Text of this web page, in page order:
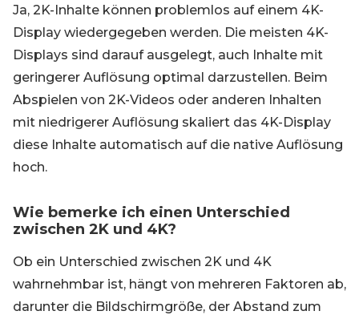
Ja, 2K-Inhalte können problemlos auf einem 4K-
Display wiedergegeben werden. Die meisten 4K-
Displays sind darauf ausgelegt, auch Inhalte mit
geringerer Auflösung optimal darzustellen. Beim
Abspielen von 2K-Videos oder anderen Inhalten
mit niedrigerer Auflösung skaliert das 4K-Display
diese Inhalte automatisch auf die native Auflösung
hoch.
Wie bemerke ich einen Unterschied
zwischen 2K und 4K?
Ob ein Unterschied zwischen 2K und 4K
wahrnehmbar ist, hängt von mehreren Faktoren ab,
darunter die Bildschirmgröße, der Abstand zum